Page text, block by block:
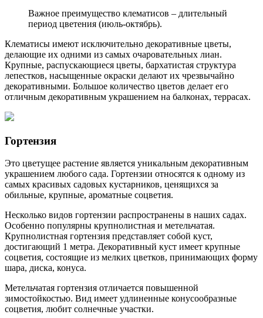
Важное преимущество клематисов – длительный
период цветения (июль-октябрь).
Клематисы имеют исключительно декоративные цветы,
делающие их одними из самых очаровательных лиан.
Крупные, распускающиеся цветы, бархатистая структура
лепестков, насыщенные окраски делают их чрезвычайно
декоративными. Большое количество цветов делает его
отличным декоративным украшением на балконах, террасах.
Гортензия
Это цветущее растение является уникальным декоративным
украшением любого сада. Гортензии относятся к одному из
самых красивых садовых кустарников, ценящихся за
обильные, крупные, ароматные соцветия.
Несколько видов гортензии распространены в наших садах.
Особенно популярны крупнолистная и метельчатая.
Крупнолистная гортензия представляет собой куст,
достигающий 1 метра. Декоративный куст имеет крупные
соцветия, состоящие из мелких цветков, принимающих форму
шара, диска, конуса.
Метельчатая гортензия отличается повышенной
зимостойкостью. Вид имеет удлиненные конусообразные
соцветия, любит солнечные участки.